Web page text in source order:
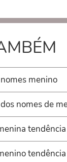
menino
nomes de